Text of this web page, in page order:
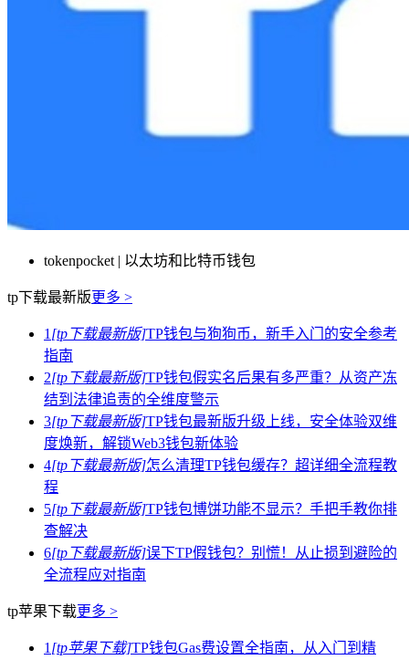
tokenpocket | 以太坊和比特币钱包
tp下载最新版更多 >
1 [tp下载最新版]TP钱包与狗狗币，新手入门的安全参考
指南
2[tp下载最新版]TP钱包假实名后果有多严重？从资产冻
结到法律追责的全维度警示
3[tp下载最新版]TP钱包最新版升级上线，安全体验双维
度焕新，解锁Web3钱包新体验
4[tp下载最新版]怎么清理TP钱包缓存？超详细全流程教
程
5[tp下载最新版]TP钱包博饼功能不显示？手把手教你排
查解决
6[tp下载最新版]误下TP假钱包？别慌！从止损到避险的
全流程应对指南
tp苹果下载更多 >
1 [tp苹果下载]TP钱包Gas费设置全指南，从入门到精